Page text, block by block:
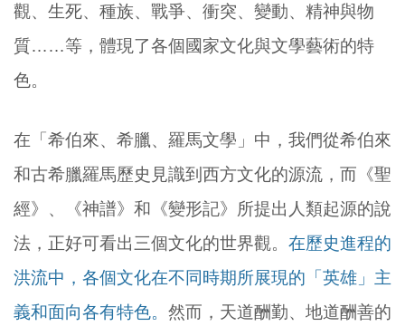
觀、生死、種族、戰爭、衝突、變動、精神與物
質……等，體現了各個國家文化與文學藝術的特
色。
在「希伯來、希臘、羅馬文學」中，我們從希伯來
和古希臘羅馬歷史見識到西方文化的源流，而《聖
經》、《神譜》和《變形記》所提出人類起源的說
法，正好可看出三個文化的世界觀。 在歷史進程的
洪流中，各個文化在不同時期所展現的「英雄」主
義和面向各有特色。 然而，天道酬勤、地道酬善的